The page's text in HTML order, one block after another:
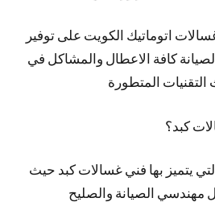
اتوماتيك الكويت على توفير
كافة الاعطال والمشاكل في
المتطورة
كبد؟
يتميز بها فني غسالات كبد حيث
الصيانة والصليح